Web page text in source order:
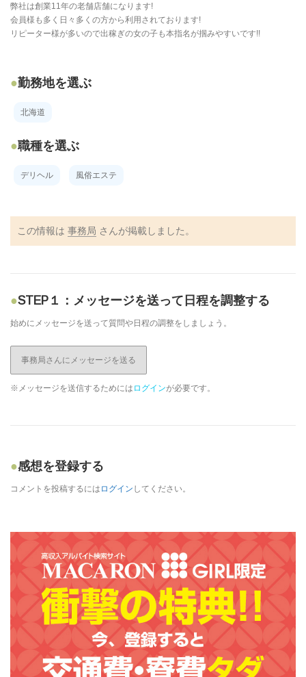
弊社は創業11年の老舗店舗になります!
会員様も多く日々多くの方から利用されております!
リピーター様が多いので出稼ぎの女の子も本指名が掴みやすいです!!
勤務地を選ぶ
北海道
職種を選ぶ
デリヘル 風俗エステ
この情報は 事務局 さんが掲載しました。
STEP１：メッセージを送って日程を調整する
始めにメッセージを送って質問や日程の調整をしましょう。
事務局さんにメッセージを送る
※メッセージを送信するためには ログインが必要です。
感想を登録する
コメントを投稿するには ログイン してください。